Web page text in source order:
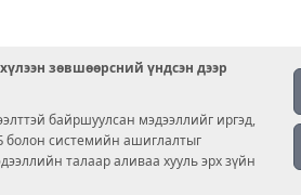
зөвшөөрсний үндсэн дээр
байршуулсан мэдээллийг иргэд,
болон системийн ашиглалтыг
талаар аливаа хууль эрх зүйн